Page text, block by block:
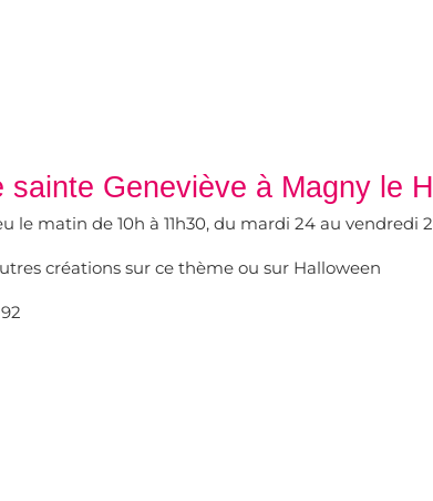
Geneviève à Magny le
le matin de 10h à 11h30, du mardi 24 au vendredi
créations sur ce thème ou sur Halloween